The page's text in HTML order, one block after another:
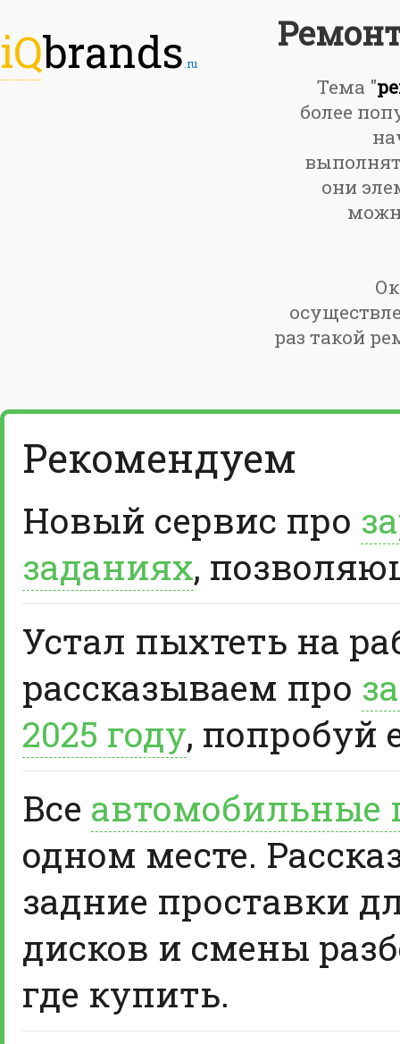
iQbrands .ru
Тема "
более
они
раз такой
Рекомендуем
Новый сервис про
заданиях,
Устал пыхтеть на
рассказываем про
2025 году, попробуй
Все автомобильные
одном месте.
задние проставки
дисков и смены
где купить.